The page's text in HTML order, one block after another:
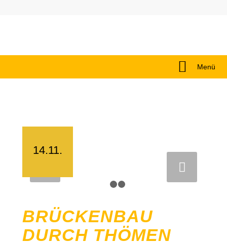
Menü
14.11.
BRÜCKENBAU
DURCH THÖMEN